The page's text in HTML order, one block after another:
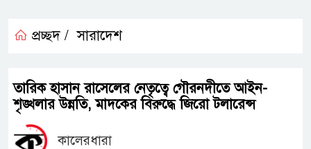
প্রচ্ছদ / সারাদেশ
তারিক হাসান রাসেলের নেতৃত্বে গৌরনদীতে আইন-
শৃঙ্খলার উন্নতি, মাদকের বিরুদ্ধে জিরো টলারেন্স ‎
কালেরধারা